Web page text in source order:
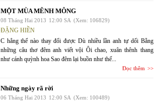
MỘT MÙA MÊNH MÔNG
08 Tháng Hai 2013 12:00 SA (Xem: 106829)
ĐẶNG HIỀN
C hẳng thể nào thay đổi được Dù nhiều lần anh tự dối Bằng
những câu thơ đêm anh viết vội Ôi chao, xuân thênh thang
như cánh quỳnh hoa Sao đêm lại buồn như thế...
Đọc thêm
Những ngày rã rời
06 Tháng Hai 2013 12:00 SA (Xem: 100489)